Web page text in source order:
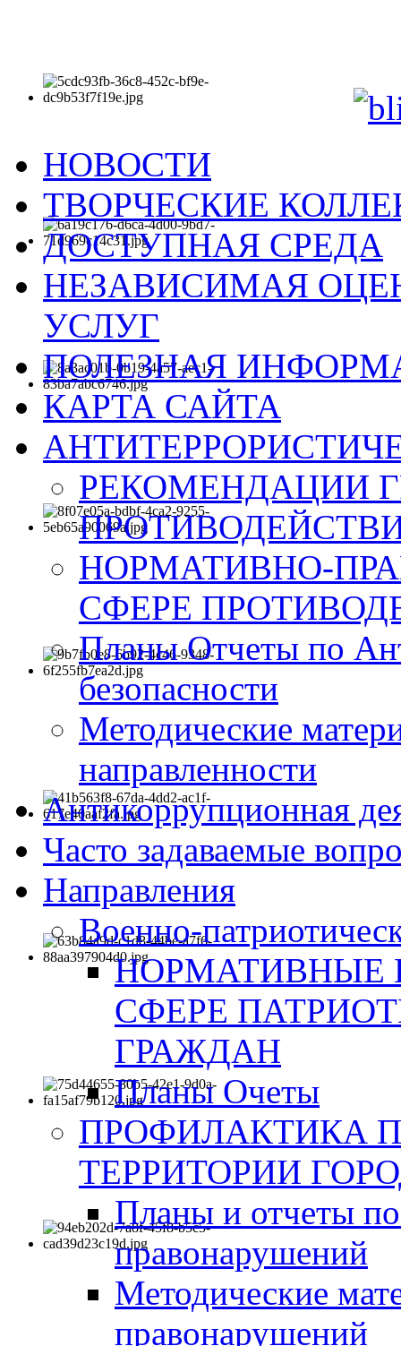
НОВОСТИ
ТВОРЧЕСКИЕ
ДОСТУПНАЯ СРЕДА
НЕЗАВИСИМАЯ
УСЛУГ
ПОЛЕЗНАЯ
КАРТА САЙТА
РЕКОМЕНДАЦИИ
НОРМАТИВНО-
СФЕРЕ
Планы Отчеты по
безопасности
Методические
направленности
Антикоррупционная
Часто задаваемые
Направления
Военно-
НОРМАТИВНЫЕ
СФЕРЕ
ГРАЖДАН
Планы Очеты
ПРОФИЛАКТИКА
ТЕРРИТОРИИ
Планы и отчеты
правонарушений
Методические
правонарушений